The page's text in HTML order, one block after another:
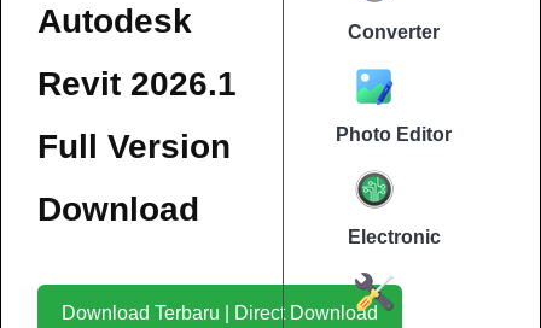
Autodesk
Revit 2026.1
Full Version
Download
Download Terbaru | Direct Download
Converter
Photo Editor
Electronic